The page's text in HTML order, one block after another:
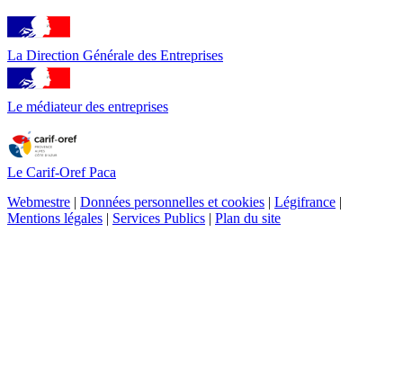
La Direction Générale des Entreprises
Le médiateur des entreprises
Le Carif-Oref Paca
Webmestre | Données personnelles et cookies | Légifrance |
Mentions légales | Services Publics | Plan du site